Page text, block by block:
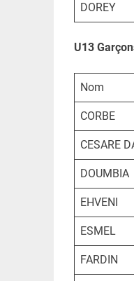
DOREY
U13
Nom
CORBE
CESARE
DOUMBIA
EHVENI
ESMEL
FARDIN